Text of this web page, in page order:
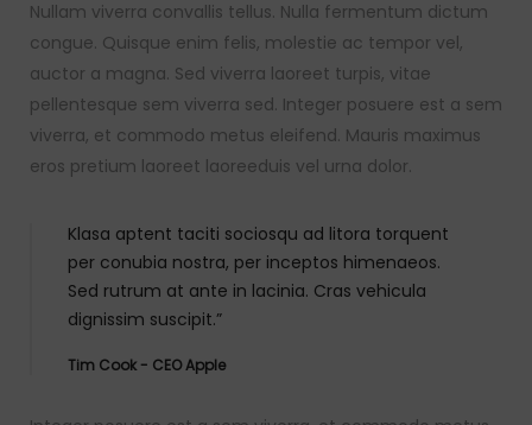
Nullam viverra convallis tellus. Nulla fermentum dictum
congue. Quisque enim felis, molestie ac tempor vel,
auctor a magna. Sed viverra laoreet turpis, vitae
pellentesque sem viverra sed. Integer posuere est a sem
viverra, et commodo metus eleifend. Mauris maximus
eros pretium laoreet laoreeduis vel urna dolor.
Klasa aptent taciti sociosqu ad litora torquent
per conubia nostra, per inceptos himenaeos.
Sed rutrum at ante in lacinia. Cras vehicula
dignissim suscipit.”
Tim Cook - CEO Apple